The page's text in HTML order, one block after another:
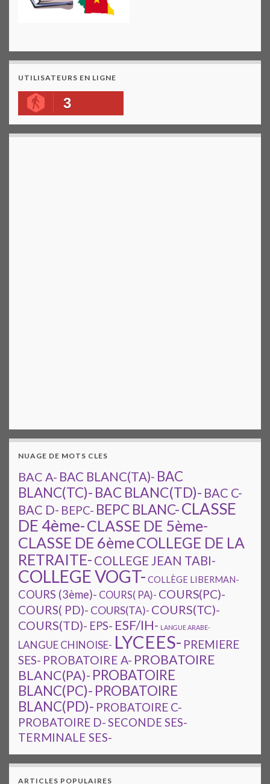
UTILISATEURS EN LIGNE
3
NUAGE DE MOTS CLES
BAC A- BAC BLANC(TA)- BAC
BLANC(TC)- BAC BLANC(TD)- BAC C-
BAC D- BEPC- BEPC BLANC-CLASSE
DE 4ème-CLASSE DE 5ème-
CLASSE DE 6èmeCOLLEGE DE LA
RETRAITE- COLLEGE JEAN TABI-
COLLEGE VOGT- COLLÈGE LIBERMAN-
COURS (3ème)- COURS( PA)- COURS(PC)-
COURS( PD)- COURS(TA)- COURS(TC)-
COURS(TD)- EPS- ESF/IH- LANGUE ARABE-
LANGUE CHINOISE- LYCEES- PREMIERE
SES- PROBATOIRE A- PROBATOIRE
BLANC(PA)- PROBATOIRE
BLANC(PC)- PROBATOIRE
BLANC(PD)- PROBATOIRE C-
PROBATOIRE D-SECONDE SES-
TERMINALE SES-
ARTICLES POPULAIRES